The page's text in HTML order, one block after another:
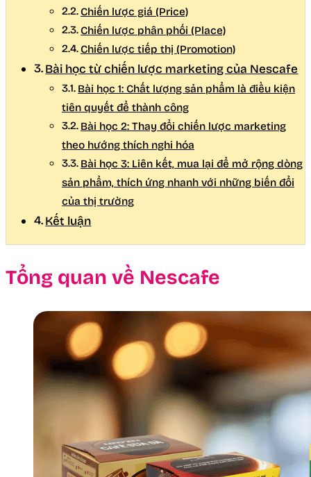
Chiến lược giá (Price)
Chiến lược phân phối (Place)
Chiến lược tiếp thị (Promotion)
Bài học từ chiến lược marketing của Nescafe
Bài học 1: Chất lượng sản phẩm là điều kiện
tiên quyết để thành công
Bài học 2: Thay đổi chiến lược marketing
theo hướng thích nghi hóa
Bài học 3: Liên kết, mua lại để mở rộng dòng
sản phẩm, thích ứng nhanh với những biến đổi
của thị trường
Kết luận
Tổng quan về Nescafe